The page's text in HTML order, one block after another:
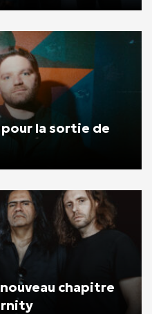
la sortie de
chapitre